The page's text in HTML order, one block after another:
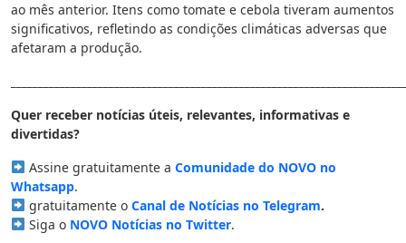
ao mês anterior. Itens como tomate e cebola tiveram aumentos
significativos, refletindo as condições climáticas adversas que
afetaram a produção.
Quer receber notícias úteis, relevantes, informativas e
divertidas?
Assine gratuitamente a Comunidade do NOVO no
Whatsapp.
gratuitamente o Canal de Notícias no Telegram.
Siga o NOVO Notícias no Twitter.